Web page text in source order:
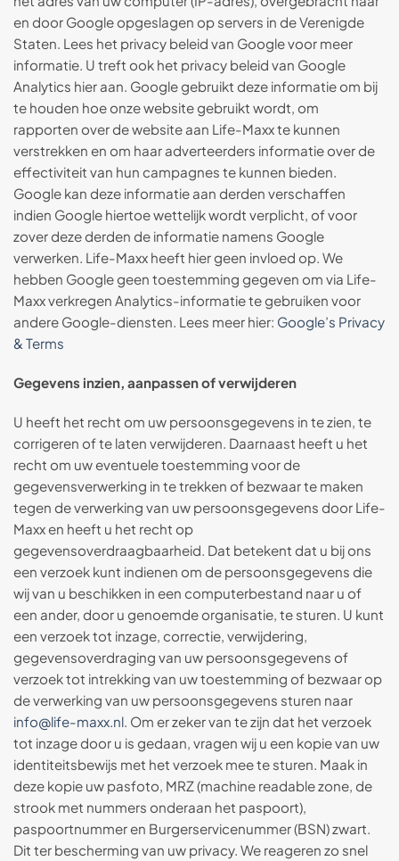
en door Google opgeslagen op servers in de Verenigde
Staten. Lees het privacy beleid van Google voor meer
informatie. U treft ook het privacy beleid van Google
Analytics hier aan. Google gebruikt deze informatie om bij
te houden hoe onze website gebruikt wordt, om
rapporten over de website aan Life-Maxx te kunnen
verstrekken en om haar adverteerders informatie over de
effectiviteit van hun campagnes te kunnen bieden.
Google kan deze informatie aan derden verschaffen
indien Google hiertoe wettelijk wordt verplicht, of voor
zover deze derden de informatie namens Google
verwerken. Life-Maxx heeft hier geen invloed op. We
hebben Google geen toestemming gegeven om via Life-
Maxx verkregen Analytics-informatie te gebruiken voor
andere Google-diensten. Lees meer hier: Google’s Privacy
& Terms
Gegevens inzien, aanpassen of verwijderen
U heeft het recht om uw persoonsgegevens in te zien, te
corrigeren of te laten verwijderen. Daarnaast heeft u het
recht om uw eventuele toestemming voor de
gegevensverwerking in te trekken of bezwaar te maken
tegen de verwerking van uw persoonsgegevens door Life-
Maxx en heeft u het recht op
gegevensoverdraagbaarheid. Dat betekent dat u bij ons
een verzoek kunt indienen om de persoonsgegevens die
wij van u beschikken in een computerbestand naar u of
een ander, door u genoemde organisatie, te sturen. U kunt
een verzoek tot inzage, correctie, verwijdering,
gegevensoverdraging van uw persoonsgegevens of
verzoek tot intrekking van uw toestemming of bezwaar op
de verwerking van uw persoonsgegevens sturen naar
info@life-maxx.nl. Om er zeker van te zijn dat het verzoek
tot inzage door u is gedaan, vragen wij u een kopie van uw
identiteitsbewijs met het verzoek mee te sturen. Maak in
deze kopie uw pasfoto, MRZ (machine readable zone, de
strook met nummers onderaan het paspoort),
paspoortnummer en Burgerservicenummer (BSN) zwart.
Dit ter bescherming van uw privacy. We reageren zo snel